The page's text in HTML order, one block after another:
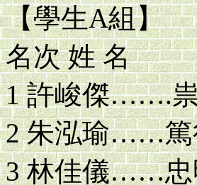
【學生A組】
名次 姓 名
1 許峻傑…….
2 朱泓瑜……
3 林佳儀……